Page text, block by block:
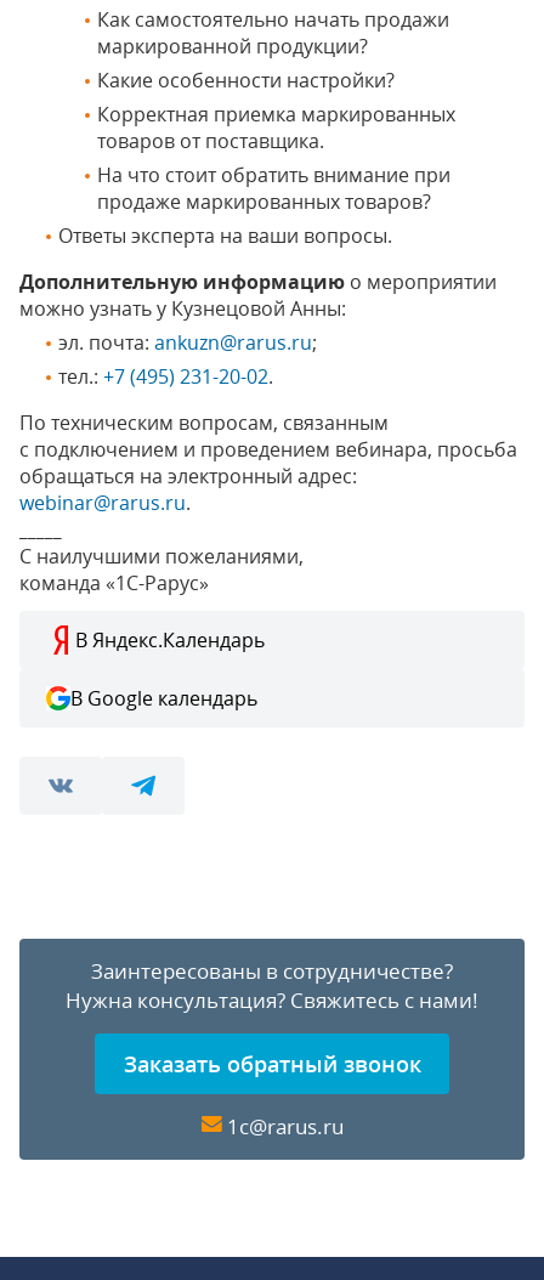
Как самостоятельно начать продажи
маркированной продукции?
Какие особенности настройки?
Корректная приемка маркированных
товаров от поставщика.
На что стоит обратить внимание при
продаже маркированных товаров?
Ответы эксперта на ваши вопросы.
Дополнительную информацию о мероприятии
можно узнать у Кузнецовой Анны:
эл. почта: ankuzn@rarus.ru;
тел.: +7 (495) 231-20-02.
По техническим вопросам, связанным
с подключением и проведением вебинара, просьба
обращаться на электронный адрес:
webinar@rarus.ru.
С наилучшими пожеланиями,
команда «1С-Рарус»
В Яндекс.Календарь
В Google календарь
Заинтересованы в сотрудничестве?
Нужна консультация? Свяжитесь с нами!
Заказать обратный звонок
1c@rarus.ru